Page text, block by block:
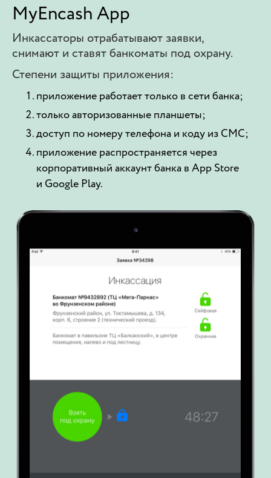
MyEncash App
Инкассаторы отрабатывают заявки,
снимают и ставят банкоматы под охрану.
Степени защиты приложения:
приложение работает только в сети банка;
только авторизованные планшеты;
доступ по номеру телефона и коду из СМС;
приложение распространяется через
корпоративный аккаунт банка в App Store
и Google Play.